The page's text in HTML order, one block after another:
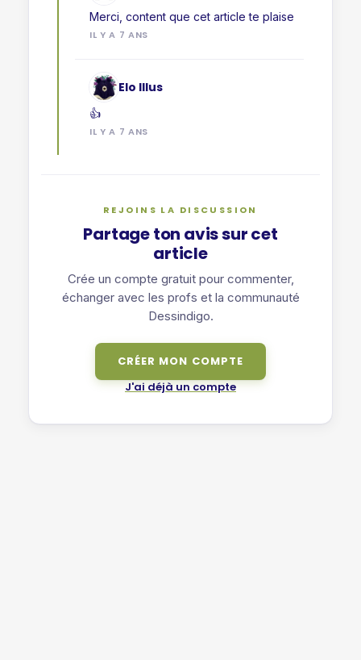
Merci, content que cet article te plaise
IL Y A 7 ANS
Elo Illus
👍
IL Y A 7 ANS
REJOINS LA DISCUSSION
Partage ton avis sur cet
article
Crée un compte gratuit pour commenter,
échanger avec les profs et la communauté
Dessindigo.
CRÉER MON COMPTE
J'ai déjà un compte